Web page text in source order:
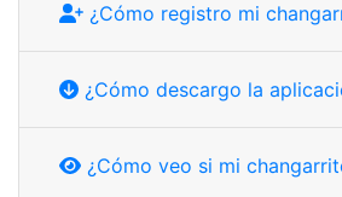
¿Cómo registro mi
¿Cómo descargo la
¿Cómo veo si mi